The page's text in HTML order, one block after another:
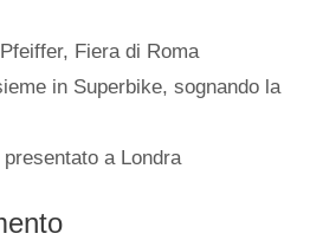
, Fiera di Roma
in Superbike, sognando la
a Londra